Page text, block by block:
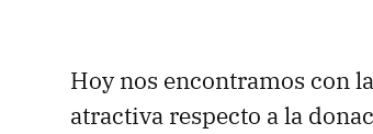
Hoy nos encontramos con
atractiva respecto a la